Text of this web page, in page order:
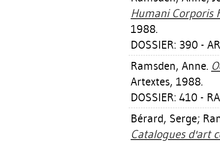
Humani Corporis
1988.
DOSSIER: 390 -
Ramsden, Anne.
Artextes, 1988.
DOSSIER: 410 -
Bérard, Serge;
Catalogues d'art